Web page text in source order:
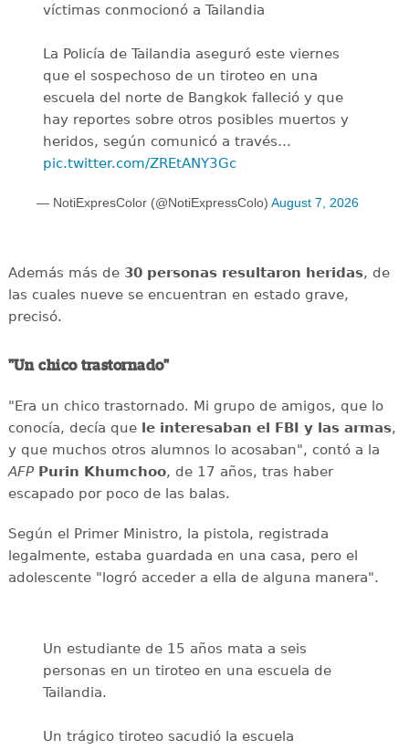
víctimas conmocionó a Tailandia
La Policía de Tailandia aseguró este viernes
que el sospechoso de un tiroteo en una
escuela del norte de Bangkok falleció y que
hay reportes sobre otros posibles muertos y
heridos, según comunicó a través…
pic.twitter.com/ZREtANY3Gc
— NotiExpresColor (@NotiExpressColo) August 7, 2026
Además más de 30 personas resultaron heridas, de
las cuales nueve se encuentran en estado grave,
precisó.
"Un chico trastornado"
"Era un chico trastornado. Mi grupo de amigos, que lo
conocía, decía que le interesaban el FBI y las armas,
y que muchos otros alumnos lo acosaban", contó a la
AFP Purin Khumchoo, de 17 años, tras haber
escapado por poco de las balas.
Según el Primer Ministro, la pistola, registrada
legalmente, estaba guardada en una casa, pero el
adolescente "logró acceder a ella de alguna manera".
Un estudiante de 15 años mata a seis
personas en un tiroteo en una escuela de
Tailandia.
Un trágico tiroteo sacudió la escuela